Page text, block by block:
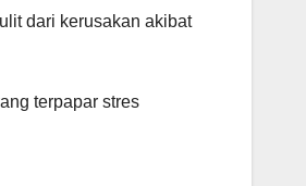
dari kerusakan akibat
terpapar stres